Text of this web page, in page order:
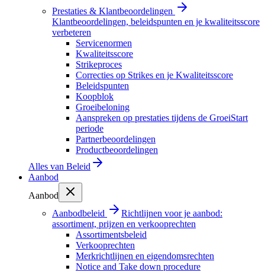
Prestaties & Klantbeoordelingen
Klantbeoordelingen, beleidspunten en je kwaliteitsscore
verbeteren
Servicenormen
Kwaliteitsscore
Strikeproces
Correcties op Strikes en je Kwaliteitsscore
Beleidspunten
Koopblok
Groeibeloning
Aanspreken op prestaties tijdens de GroeiStart
periode
Partnerbeoordelingen
Productbeoordelingen
Alles van Beleid
Aanbod
Aanbod
Aanbodbeleid
Richtlijnen voor je aanbod:
assortiment, prijzen en verkooprechten
Assortimentsbeleid
Verkooprechten
Merkrichtlijnen en eigendomsrechten
Notice and Take down procedure